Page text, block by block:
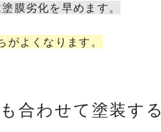
膜劣化を早めます。
よくなります。
合わせて塗装する